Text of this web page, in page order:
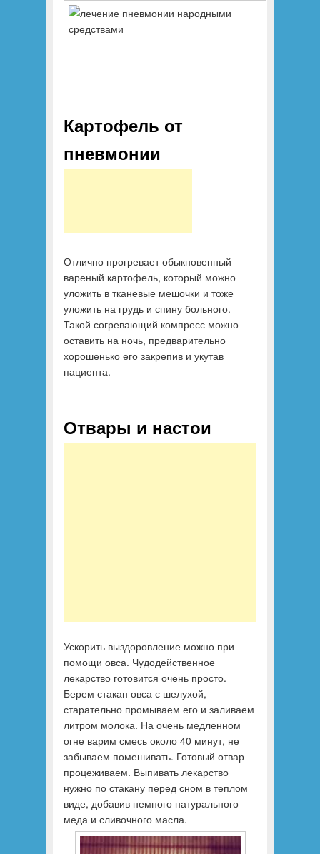
Картофель от
пневмонии
Отлично прогревает обыкновенный
вареный картофель, который можно
уложить в тканевые мешочки и тоже
уложить на грудь и спину больного.
Такой согревающий компресс можно
оставить на ночь, предварительно
хорошенько его закрепив и укутав
пациента.
Отвары и настои
Ускорить выздоровление можно при
помощи овса. Чудодейственное
лекарство готовится очень просто.
Берем стакан овса с шелухой,
старательно промываем его и заливаем
литром молока. На очень медленном
огне варим смесь около 40 минут, не
забываем помешивать. Готовый отвар
процеживаем. Выпивать лекарство
нужно по стакану перед сном в теплом
виде, добавив немного натурального
меда и сливочного масла.